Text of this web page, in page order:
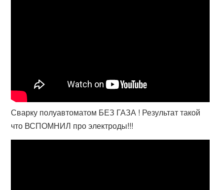
Сварку полуавтоматом БЕЗ ГАЗА ! Результат такой
что ВСПОМНИЛ про электроды!!!